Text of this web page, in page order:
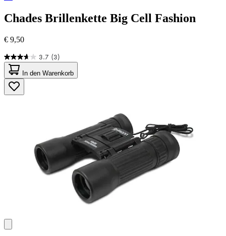
Chades Brillenkette Big Cell Fashion
€ 9,50
3.7 (3)
3.7
von
5
Sternen.
3
In den Warenkorb